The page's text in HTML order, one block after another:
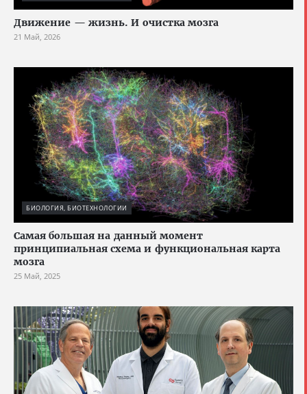
Движение — жизнь. И очистка мозга
21 Май, 2026
БИОЛОГИЯ, БИОТЕХНОЛОГИИ
Cамая большая на данный момент
принципиальная схема и функциональная карта
мозга
25 Май, 2025